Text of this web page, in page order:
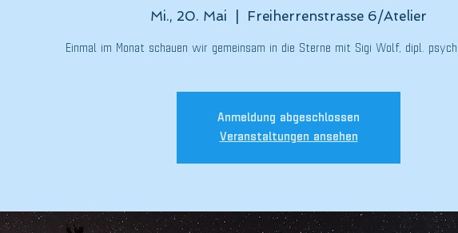
Mi., 20. Mai Freiherrenstrasse 6/Atelier
Einmal im Monat schauen wir gemeinsam in die Sterne mit Sigi Wolf, dipl.
Anmeldung abgeschlossen
Veranstaltungen ansehen